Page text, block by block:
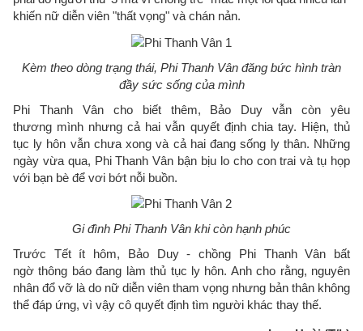
khiến nữ diễn viên "thất vọng" và chán nản.
Kèm theo dòng trạng thái, Phi Thanh Vân đăng bức hình tràn
đầy sức sống của mình
Phi Thanh Vân cho biết thêm, Bảo Duy vẫn còn yêu
thương mình nhưng cả hai vẫn quyết định chia tay. Hiện, thủ
tục ly hôn vẫn chưa xong và cả hai đang sống ly thân. Những
ngày vừa qua, Phi Thanh Vân bận bịu lo cho con trai và tụ họp
với bạn bè để vơi bớt nỗi buồn.
Gi đình Phi Thanh Vân khi còn hạnh phúc
Trước Tết ít hôm, Bảo Duy - chồng Phi Thanh Vân bất
ngờ thông báo đang làm thủ tục ly hôn. Anh cho rằng, nguyên
nhân đổ vỡ là do nữ diễn viên tham vọng nhưng bản thân không
thể đáp ứng, vì vậy cô quyết định tìm người khác thay thế.